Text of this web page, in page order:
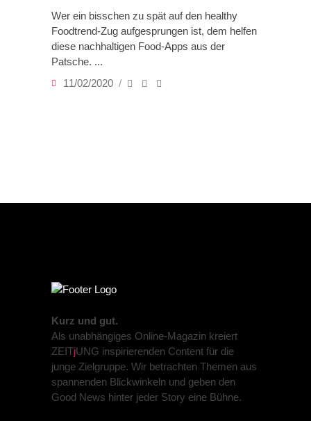
Wer ein bisschen zu spät auf den healthy
Foodtrend-Zug aufgesprungen ist, dem helfen
diese nachhaltigen Food-Apps aus der
Patsche.
11/02/2020
Kurz und gut.
Als unabhängiges Online-Magazin kreiert
ZEITjUNG inspirierenden Content für die
junge Zielgruppe. Wir betrachten Themen aus
spannenden Blickwinkeln und geben den
Good News hinter jeder Story eine Bühne.